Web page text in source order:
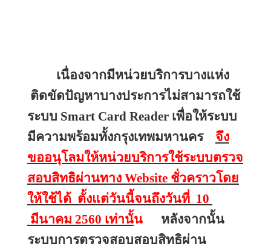
เนื่องจากมีหน่วยบริการบางแห่ง
ติดขัดปัญหาบางประการไม่สามารถใช้
ระบบ Smart Card Reader เพื่อให้ระบบ
มีความพร้อมทั้งกรุงเทพมหานคร
จึง
ขออนุโลมให้หน่วยบริการใช้ระบบตรวจ
สอบสิทธิผ่านทาง Website ชั่วคราวโดย
ให้ใช้ได้ ตั้งแต่วันนี้จนถึงวันที่
มีนาคม 2560 เท่านั้น
หลังจากนั้น